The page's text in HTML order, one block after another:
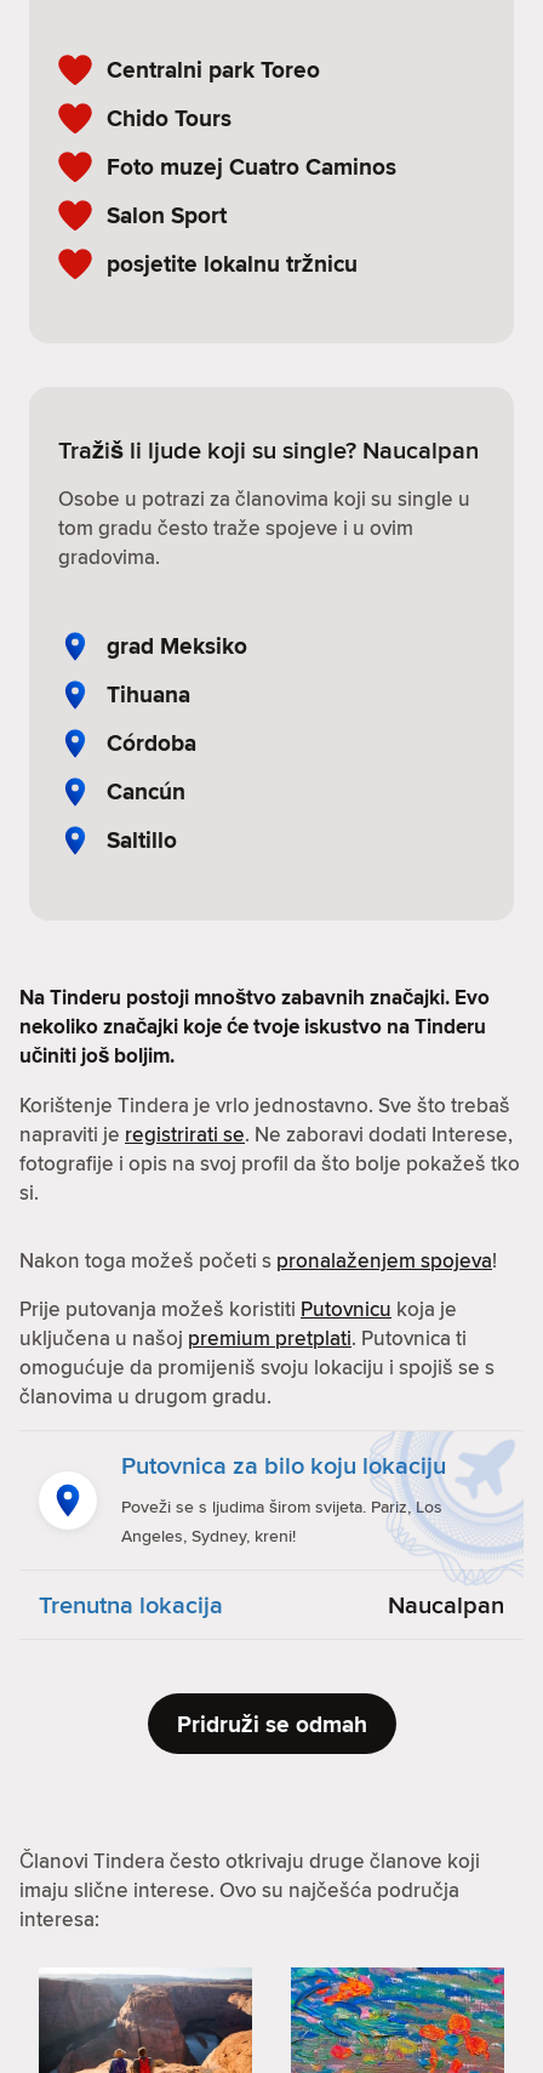
Centralni park Toreo
Chido Tours
Foto muzej Cuatro Caminos
Salon Sport
posjetite lokalnu tržnicu
Tražiš li ljude koji su single? Naucalpan
Osobe u potrazi za članovima koji su single u
tom gradu često traže spojeve i u ovim
gradovima.
grad Meksiko
Tihuana
Córdoba
Cancún
Saltillo
Na Tinderu postoji mnoštvo zabavnih značajki. Evo
nekoliko značajki koje će tvoje iskustvo na Tinderu
učiniti još boljim.
Korištenje Tindera je vrlo jednostavno. Sve što trebaš
napraviti je registrirati se. Ne zaboravi dodati Interese,
fotografije i opis na svoj profil da što bolje pokažeš tko
si.
Nakon toga možeš početi s pronalaženjem spojeva!
Prije putovanja možeš koristiti Putovnicu koja je
uključena u našoj premium pretplati. Putovnica ti
omogućuje da promijeniš svoju lokaciju i spojiš se s
članovima u drugom gradu.
Putovnica za bilo koju lokaciju
Poveži se s ljudima širom svijeta. Pariz, Los
Angeles, Sydney, kreni!
Trenutna lokacija Naucalpan
Pridruži se odmah
Članovi Tindera često otkrivaju druge članove koji
imaju slične interese. Ovo su najčešća područja
interesa: